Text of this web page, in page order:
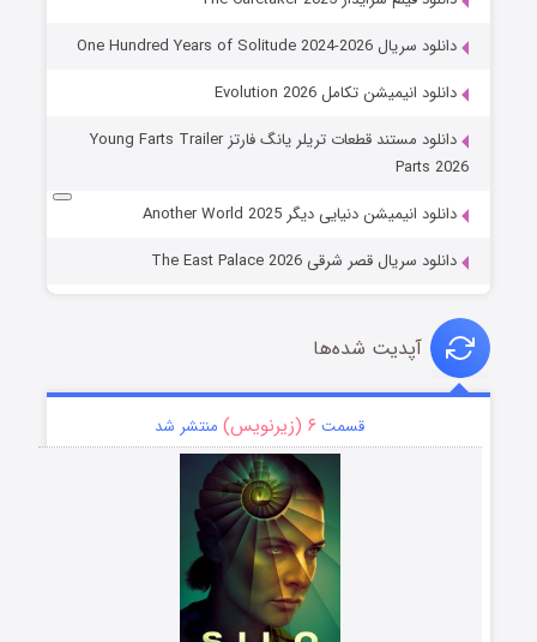
دانلود سریال One Hundred Years of Solitude 2024-2026
دانلود انیمیشن تکامل Evolution 2026
دانلود مستند قطعات تریلر یانگ فارتز Young Farts Trailer
Parts 2026
دانلود انیمیشن دنیایی دیگر Another World 2025
دانلود سریال قصر شرقی The East Palace 2026
آپدیت شده‌ها
قسمت ۶ (زیرنویس) منتشر شد